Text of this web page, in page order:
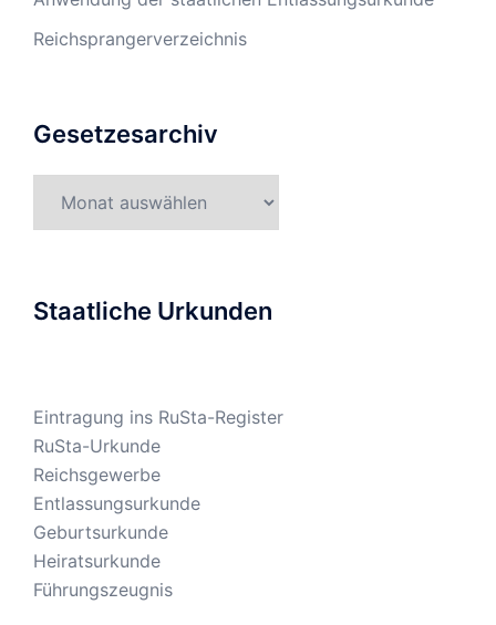
Reichsprangerverzeichnis
Gesetzesarchiv
Staatliche Urkunden
Eintragung ins RuSta-Register
RuSta-Urkunde
Reichsgewerbe
Entlassungsurkunde
Geburtsurkunde
Heiratsurkunde
Führungszeugnis